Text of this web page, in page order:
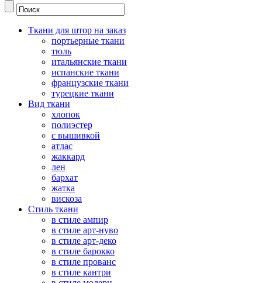
Ткани для штор на заказ
портьерные ткани
тюль
итальянские ткани
испанские ткани
французские ткани
турецкие ткани
Вид ткани
хлопок
полиэстер
с вышивкой
атлас
жаккард
лен
бархат
жатка
вискоза
Стиль ткани
в стиле ампир
в стиле арт-нуво
в стиле арт-деко
в стиле барокко
в стиле прованс
в стиле кантри